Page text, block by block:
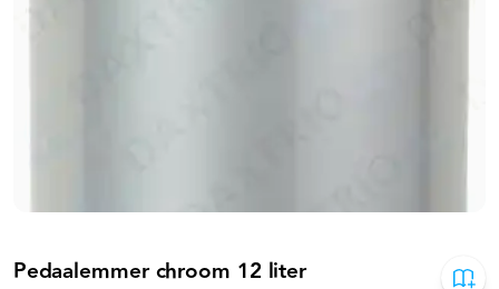
Pedaalemmer chroom 12 liter